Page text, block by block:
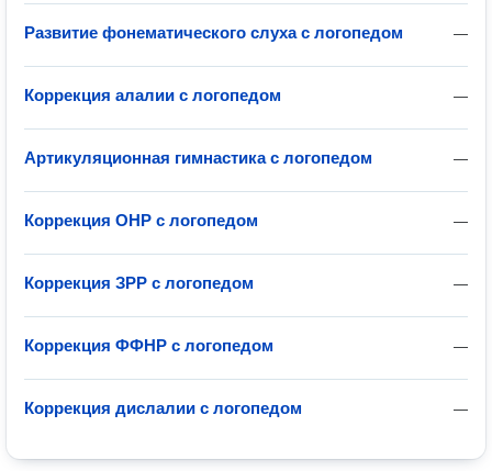
—
Развитие фонематического слуха с логопедом
—
Коррекция алалии с логопедом
—
Артикуляционная гимнастика с логопедом
—
Коррекция ОНР с логопедом
—
Коррекция ЗРР с логопедом
—
Коррекция ФФНР с логопедом
—
Коррекция дислалии с логопедом